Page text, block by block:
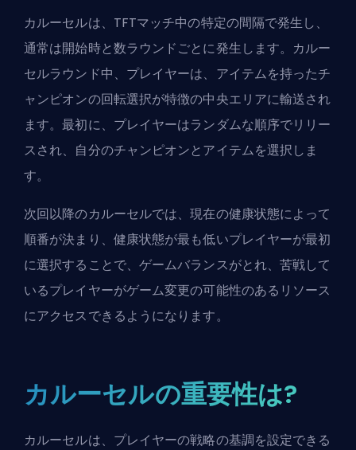
カルーセルは、TFTマッチ中の特定の間隔で発生し、
通常は開始時と数ラウンドごとに発生します。カルー
セルラウンド中、プレイヤーは、アイテムを持ったチ
ャンピオンの回転選択が特徴の中央エリアに輸送され
ます。最初に、プレイヤーはランダムな順序でリリー
スされ、自分のチャンピオンとアイテムを選択しま
す。
次回以降のカルーセルでは、現在の健康状態によって
順番が決まり、健康状態が最も低いプレイヤーが最初
に選択することで、ゲームバランスがとれ、苦戦して
いるプレイヤーがゲーム変更の可能性のあるリソース
にアクセスできるようになります。
カルーセルの重要性は?
カルーセルは、プレイヤーの戦略の基調を設定できる